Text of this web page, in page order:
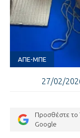
ΑΠΕ-ΜΠΕ
27/02/
Προσθέστε το
Google